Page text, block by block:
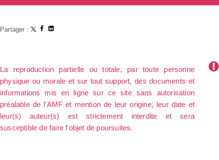
Partager :
La reproduction partielle ou totale, par toute personne
physique ou morale et sur tout support, des documents et
informations mis en ligne sur ce site sans autorisation
préalable de l'AMF et mention de leur origine, leur date et
leur(s) auteur(s) est strictement interdite et sera
susceptible de faire l'objet de poursuites.